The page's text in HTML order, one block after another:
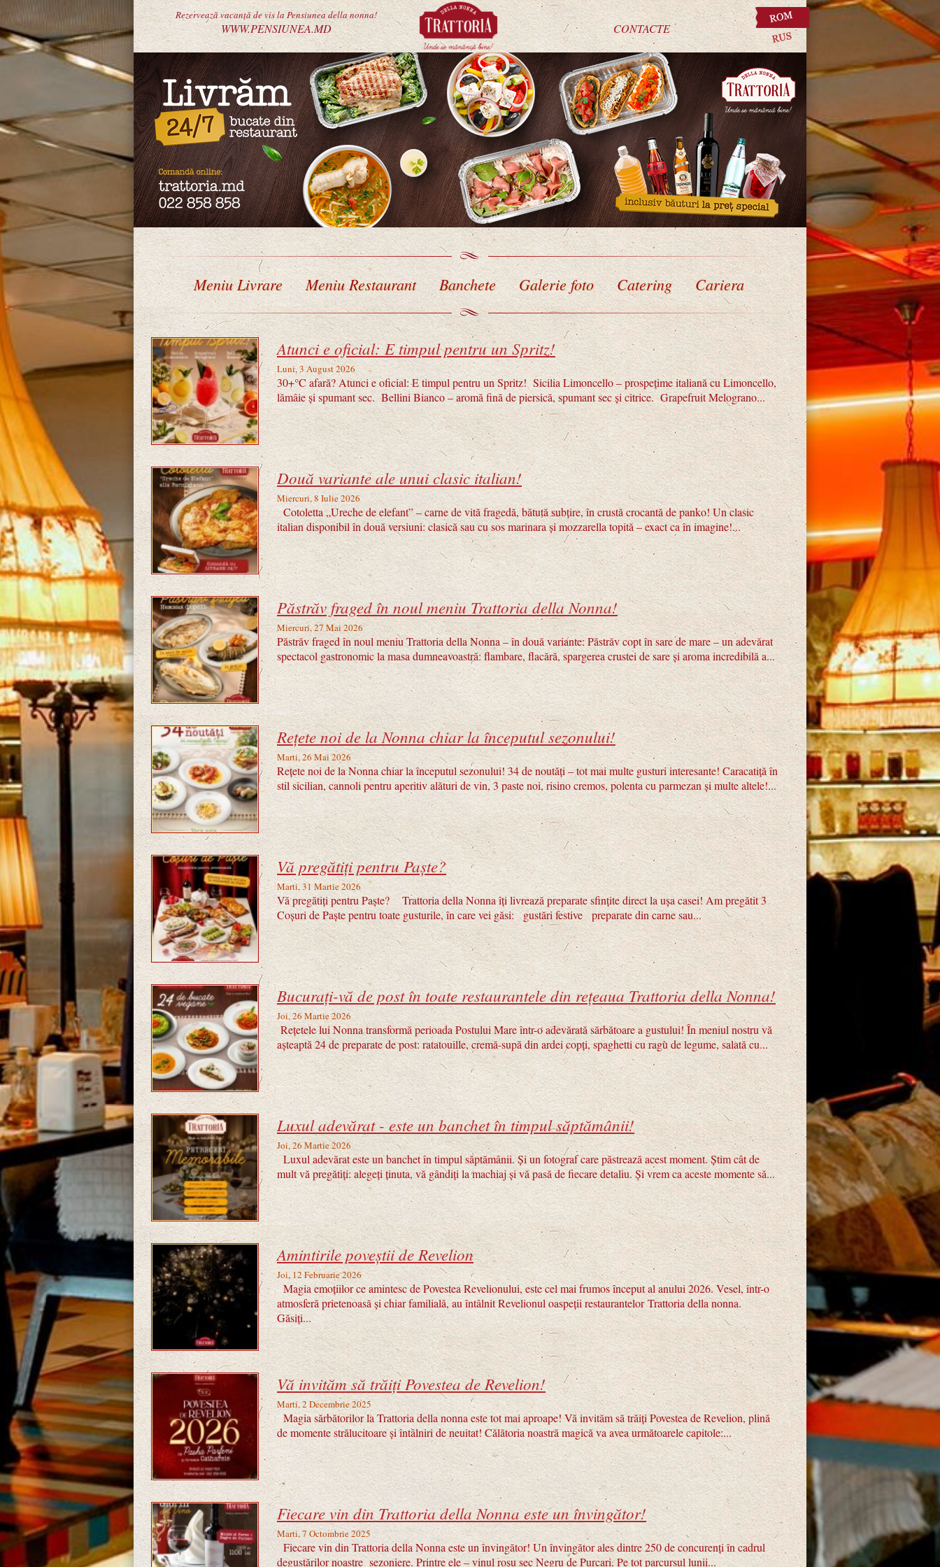
Rezervează vacanță de vis la Pensiunea della nonna!
WWW.PENSIUNEA.MD CONTACTE
Meniu Livrare Meniu Restaurant Banchete Galerie foto Catering Cariera
Atunci e oficial: E timpul pentru un Spritz!
Luni, 3 August 2026
30+°C afară? Atunci e oficial: E timpul pentru un Spritz! Sicilia Limoncello – prospețime italiană cu Limoncello,
lămâie și spumant sec. Bellini Bianco – aromă fină de piersică, spumant sec și citrice. Grapefruit Melograno...
Două variante ale unui clasic italian!
Miercuri, 8 Iulie 2026
Cotoletta „Ureche de elefant” – carne de vită fragedă, bătută subțire, în crustă crocantă de panko! Un clasic
italian disponibil în două versiuni: clasică sau cu sos marinara și mozzarella topită – exact ca în imagine!...
Păstrăv fraged în noul meniu Trattoria della Nonna!
Miercuri, 27 Mai 2026
Păstrăv fraged în noul meniu Trattoria della Nonna – în două variante: Păstrăv copt în sare de mare – un adevărat
spectacol gastronomic la masa dumneavoastră: flambare, flacără, spargerea crustei de sare și aroma incredibilă a...
Rețete noi de la Nonna chiar la începutul sezonului!
Marti, 26 Mai 2026
Rețete noi de la Nonna chiar la începutul sezonului! 34 de noutăți – tot mai multe gusturi interesante! Caracatiță în
stil sicilian, cannoli pentru aperitiv alături de vin, 3 paste noi, risino cremos, polenta cu parmezan și multe altele!...
Vă pregătiți pentru Paște?
Marti, 31 Martie 2026
Vă pregătiți pentru Paște? Trattoria della Nonna îți livrează preparate sfințite direct la ușa casei! Am pregătit 3
Coșuri de Paște pentru toate gusturile, în care vei găsi: gustări festive preparate din carne sau...
Bucurați-vă de post în toate restaurantele din rețeaua Trattoria della Nonna!
Joi, 26 Martie 2026
Rețetele lui Nonna transformă perioada Postului Mare într-o adevărată sărbătoare a gustului! În meniul nostru vă
așteaptă 24 de preparate de post: ratatouille, cremă-supă din ardei copți, spaghetti cu ragù de legume, salată cu...
Luxul adevărat - este un banchet în timpul săptămânii!
Joi, 26 Martie 2026
Luxul adevărat este un banchet în timpul săptămânii. Și un fotograf care păstrează acest moment. Știm cât de
mult vă pregătiți: alegeți ținuta, vă gândiți la machiaj și vă pasă de fiecare detaliu. Și vrem ca aceste momente să...
Amintirile poveștii de Revelion
Joi, 12 Februarie 2026
Magia emoțiilor ce amintesc de Povestea Revelionului, este cel mai frumos început al anului 2026. Vesel, într-o
atmosferă prietenoasă și chiar familială, au întâlnit Revelionul oaspeții restaurantelor Trattoria della nonna.
Găsiți...
Vă invităm să trăiți Povestea de Revelion!
Marti, 2 Decembrie 2025
Magia sărbătorilor la Trattoria della nonna este tot mai aproape! Vă invităm să trăiți Povestea de Revelion, plină
de momente strălucitoare și întâlniri de neuitat! Călătoria noastră magică va avea următoarele capitole:...
Fiecare vin din Trattoria della Nonna este un învingător!
Marti, 7 Octombrie 2025
Fiecare vin din Trattoria della Nonna este un învingător! Un învingător ales dintre 250 de concurenți în cadrul
degustărilor noastre sezoniere. Printre ele – vinul roșu sec Negru de Purcari. Pe tot parcursul lunii...